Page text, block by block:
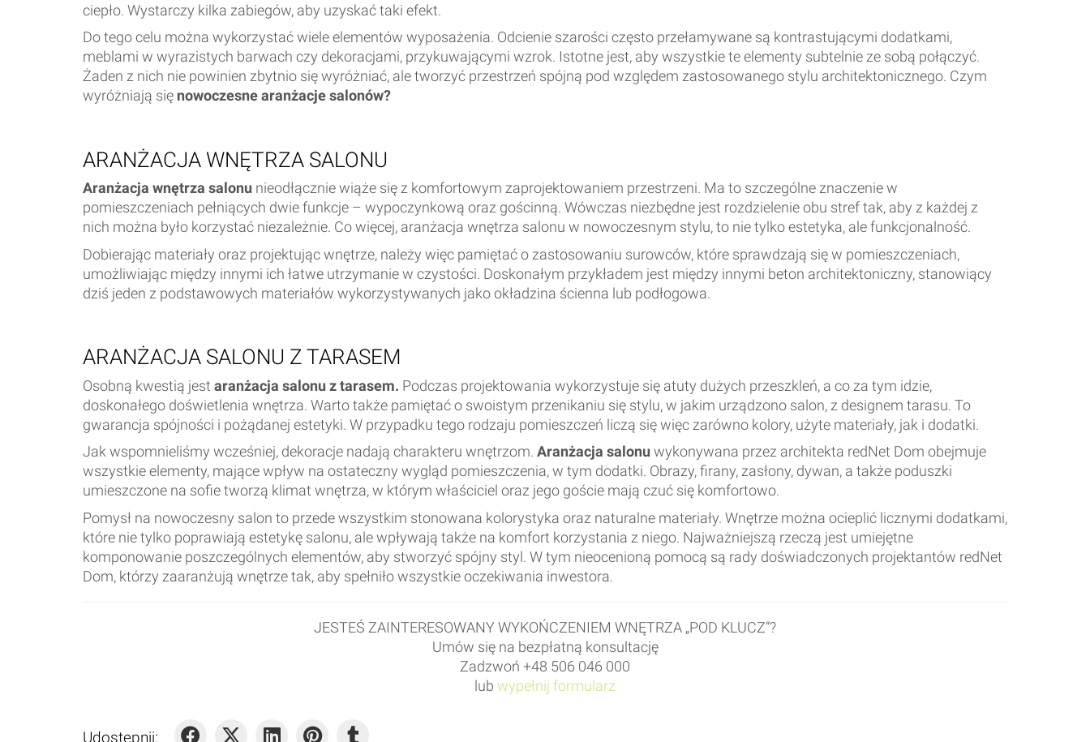
ciepło. Wystarczy kilka zabiegów, aby uzyskać taki efekt.
Do tego celu można wykorzystać wiele elementów wyposażenia. Odcienie szarości często przełamywane są kontrastującymi dodatkami,
meblami w wyrazistych barwach czy dekoracjami, przykuwającymi wzrok. Istotne jest, aby wszystkie te elementy subtelnie ze sobą połączyć.
Żaden z nich nie powinien zbytnio się wyróżniać, ale tworzyć przestrzeń spójną pod względem zastosowanego stylu architektonicznego. Czym
wyróżniają się nowoczesne aranżacje salonów?
ARANŻACJA WNĘTRZA SALONU
Aranżacja wnętrza salonu nieodłącznie wiąże się z komfortowym zaprojektowaniem przestrzeni. Ma to szczególne znaczenie w
pomieszczeniach pełniących dwie funkcje – wypoczynkową oraz gościnną. Wówczas niezbędne jest rozdzielenie obu stref tak, aby z każdej z
nich można było korzystać niezależnie. Co więcej, aranżacja wnętrza salonu w nowoczesnym stylu, to nie tylko estetyka, ale funkcjonalność.
Dobierając materiały oraz projektując wnętrze, należy więc pamiętać o zastosowaniu surowców, które sprawdzają się w pomieszczeniach,
umożliwiając między innymi ich łatwe utrzymanie w czystości. Doskonałym przykładem jest między innymi beton architektoniczny, stanowiący
dziś jeden z podstawowych materiałów wykorzystywanych jako okładzina ścienna lub podłogowa.
ARANŻACJA SALONU Z TARASEM
Osobną kwestią jest aranżacja salonu z tarasem. Podczas projektowania wykorzystuje się atuty dużych przeszkleń, a co za tym idzie,
doskonałego doświetlenia wnętrza. Warto także pamiętać o swoistym przenikaniu się stylu, w jakim urządzono salon, z designem tarasu. To
gwarancja spójności i pożądanej estetyki. W przypadku tego rodzaju pomieszczeń liczą się więc zarówno kolory, użyte materiały, jak i dodatki.
Jak wspomnieliśmy wcześniej, dekoracje nadają charakteru wnętrzom. Aranżacja salonu wykonywana przez architekta redNet Dom obejmuje
wszystkie elementy, mające wpływ na ostateczny wygląd pomieszczenia, w tym dodatki. Obrazy, firany, zasłony, dywan, a także poduszki
umieszczone na sofie tworzą klimat wnętrza, w którym właściciel oraz jego goście mają czuć się komfortowo.
Pomysł na nowoczesny salon to przede wszystkim stonowana kolorystyka oraz naturalne materiały. Wnętrze można ocieplić licznymi dodatkami,
które nie tylko poprawiają estetykę salonu, ale wpływają także na komfort korzystania z niego. Najważniejszą rzeczą jest umiejętne
komponowanie poszczególnych elementów, aby stworzyć spójny styl. W tym nieocenioną pomocą są rady doświadczonych projektantów redNet
Dom, którzy zaaranżują wnętrze tak, aby spełniło wszystkie oczekiwania inwestora.
JESTEŚ ZAINTERESOWANY WYKOŃCZENIEM WNĘTRZA „POD KLUCZ”?
Umów się na bezpłatną konsultację
Zadzwoń +48 506 046 000
lub wypełnij formularz
Udostępnij: